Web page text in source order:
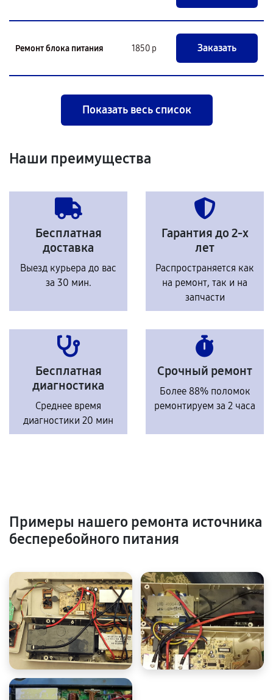
Ремонт блока питания 1850 р Заказать
Показать весь список
Наши преимущества
Бесплатная
доставка
Выезд курьера до вас
за 30 мин.
Гарантия до 2-х
лет
Распространяется как
на ремонт, так и на
запчасти
Бесплатная
диагностика
Среднее время
диагностики 20 мин
Срочный ремонт
Более 88% поломок
ремонтируем за 2 часа
Примеры нашего ремонта источника
бесперебойного питания